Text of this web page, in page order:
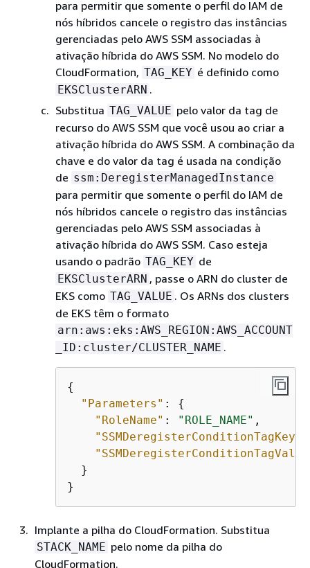
para permitir que somente o perfil do IAM de
nós híbridos cancele o registro das instâncias
gerenciadas pelo AWS SSM associadas à
ativação híbrida do AWS SSM. No modelo do
CloudFormation, TAG_KEY é definido como
EKSClusterARN .
Substitua TAG_VALUE pelo valor da tag de
recurso do AWS SSM que você usou ao criar a
ativação híbrida do AWS SSM. A combinação da
chave e do valor da tag é usada na condição
de ssm:DeregisterManagedInstance
para permitir que somente o perfil do IAM de
nós híbridos cancele o registro das instâncias
gerenciadas pelo AWS SSM associadas à
ativação híbrida do AWS SSM. Caso esteja
usando o padrão TAG_KEY de
EKSClusterARN , passe o ARN do cluster de
EKS como TAG_VALUE . Os ARNs dos clusters
de EKS têm o formato
arn:aws:eks:AWS_REGION:AWS_ACCOUNT
_ID:cluster/CLUSTER_NAME .
{
"Parameters" : {
"RoleName" : "ROLE_NAME" ,
"SSMDeregisterConditionTagKey"
  }
}
Implante a pilha do CloudFormation. Substitua
STACK_NAME pelo nome da pilha do
CloudFormation.